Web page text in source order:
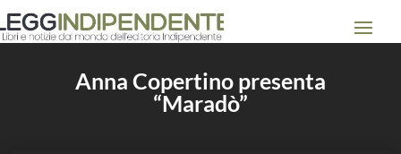
Anna Copertino presenta
“Maradò”